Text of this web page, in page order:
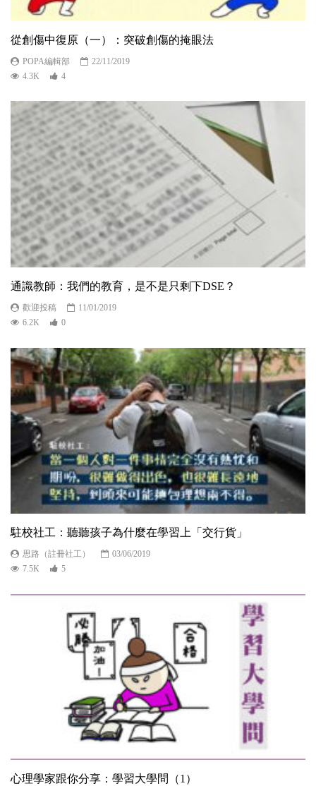
從創傷中復原（一）：突破創傷的掩眼法
POPA編輯部
22/11/2019
4.3K
4
通識教師：我們的教育，是不是只剩下DSE？
歡迎投稿
11/01/2019
6.2K
0
駐校社工：聽聽孩子為什麼在學習上「交行貨」
思路（註冊社工）
03/06/2019
7.5K
5
心理學家跟你分享：學習大學問（1）